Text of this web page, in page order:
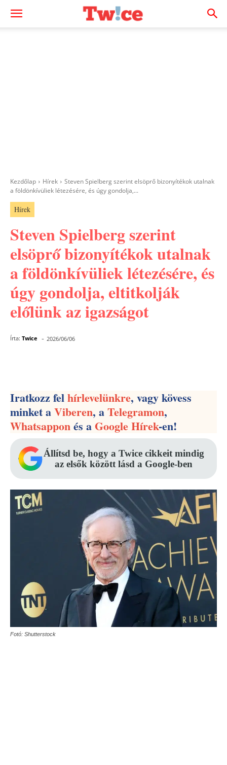
Kezdőlap Hírek
Steven Spielberg szerint elsöprő bizonyítékok utalnak
a földönkívüliek létezésére, és úgy gondolja,...
Hírek
Steven Spielberg szerint
elsöprő bizonyítékok utalnak
a földönkívüliek létezésére, és
úgy gondolja, eltitkolják
előlünk az igazságot
Írta: Twice - 2026/06/06
Iratkozz felhírlevelünkre, vagy kövess
minket aViberen, aTelegramon,
Whatsapponés aGoogle Hírek-en!
Állítsd be, hogy a Twice cikkeit mindig
az elsők között lásd a Google-ben
Fotó: Shutterstock